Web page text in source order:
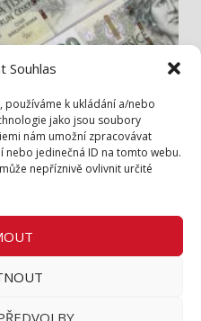
Souhlas
k ukládání a/nebo
jako jsou soubory
nám umožní zpracovávat
jedinečná ID na tomto webu.
nepříznivě ovlivnit určité
penězích
(EU)
údajů
periodiku